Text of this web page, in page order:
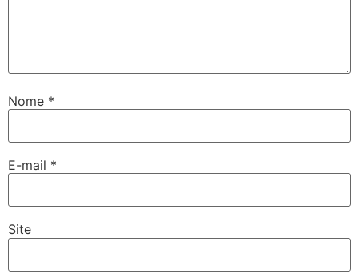
Nome *
E-mail *
Site